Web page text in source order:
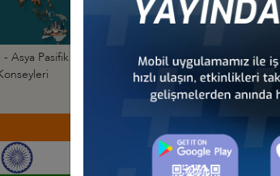
- Asya Pasifik
Türkiye - Avustralya
İş Konseyi